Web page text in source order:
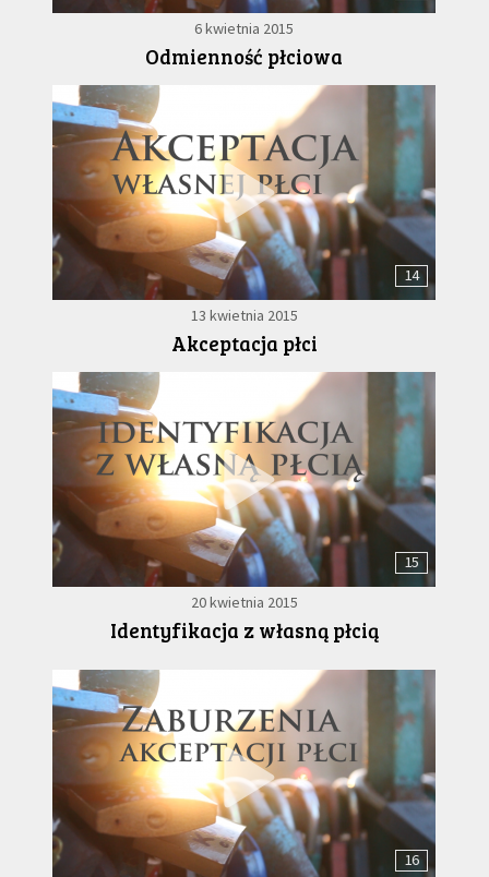
6 kwietnia 2015
Odmienność płciowa
14
13 kwietnia 2015
Akceptacja płci
15
20 kwietnia 2015
Identyfikacja z własną płcią
16